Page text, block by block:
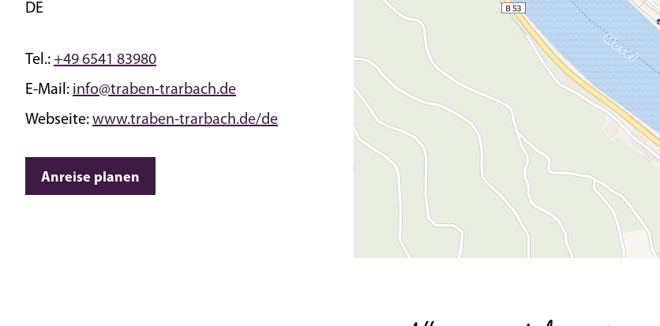
DE
Tel.: +49 6541 83980
E-Mail: info@traben-trarbach.de
Webseite: www.traben-trarbach.de/de
Anreise planen